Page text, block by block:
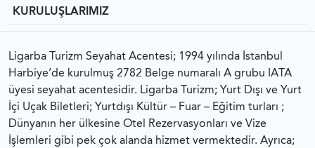
KURULUŞLARIMIZ
Ligarba Turizm Seyahat Acentesi; 1994 yılında İstanbul
Harbiye’de kurulmuş 2782 Belge numaralı A grubu IATA
üyesi seyahat acentesidir. Ligarba Turizm; Yurt Dışı ve Yurt
İçi Uçak Biletleri; Yurtdışı Kültür – Fuar – Eğitim turları ;
Dünyanın her ülkesine Otel Rezervasyonları ve Vize
İşlemleri gibi pek çok alanda hizmet vermektedir. Ayrıca;